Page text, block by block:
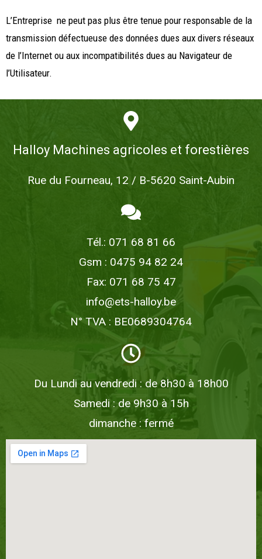
L’Entreprise ne peut pas plus être tenue pour responsable de la
transmission défectueuse des données dues aux divers réseaux
de l’Internet ou aux incompatibilités dues au Navigateur de
l’Utilisateur.
Halloy Machines agricoles et forestières
Rue du Fourneau, 12 / B-5620 Saint-Aubin
Tél.: 071 68 81 66
Gsm : 0475 94 82 24
Fax: 071 68 75 47
info@ets-halloy.be
N° TVA : BE0689304764
Du Lundi au vendredi : de 8h30 à 18h00
Samedi : de 9h30 à 15h
dimanche : fermé